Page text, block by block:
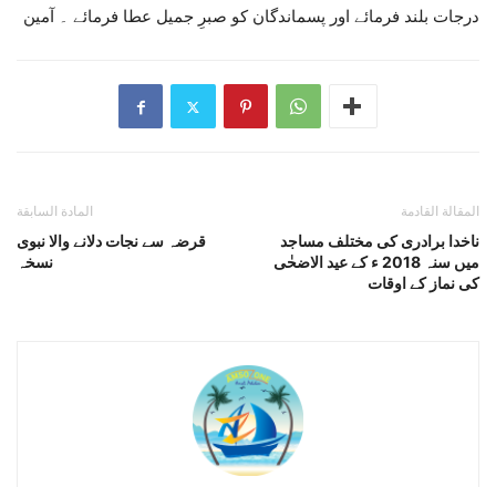
درجات بلند فرمائے اور پسماندگان کو صبرِ جمیل عطا فرمائے ۔ آمین
المادة السابقة
قرضہ سے نجات دلانے والا نبوی
نسخہ
المقالة القادمة
ناخدا برادری کی مختلف مساجد
میں سنہ 2018 ء کے عید الاضحٰی
کی نماز کے اوقات